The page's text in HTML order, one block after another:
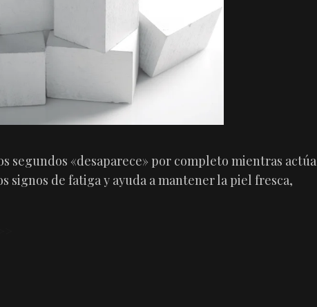
segundos «desaparece» por completo mientras actúa
signos de fatiga y ayuda a mantener la piel fresca,